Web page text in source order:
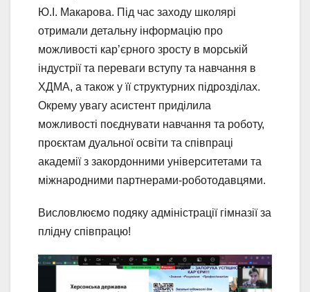
Ю.І. Макарова. Під час заходу школярі
отримали детальну інформацію про
можливості кар’єрного зросту в морській
індустрії та переваги вступу та навчання в
ХДМА, а також у її структурних підрозділах.
Окрему увагу асистент приділила
можливості поєднувати навчання та роботу,
проєктам дуальної освіти та співпраці
академії з закордонними університетами та
міжнародними партнерами-роботодавцями.
Висловлюємо подяку адміністрації гімназії за
плідну співпрацю!